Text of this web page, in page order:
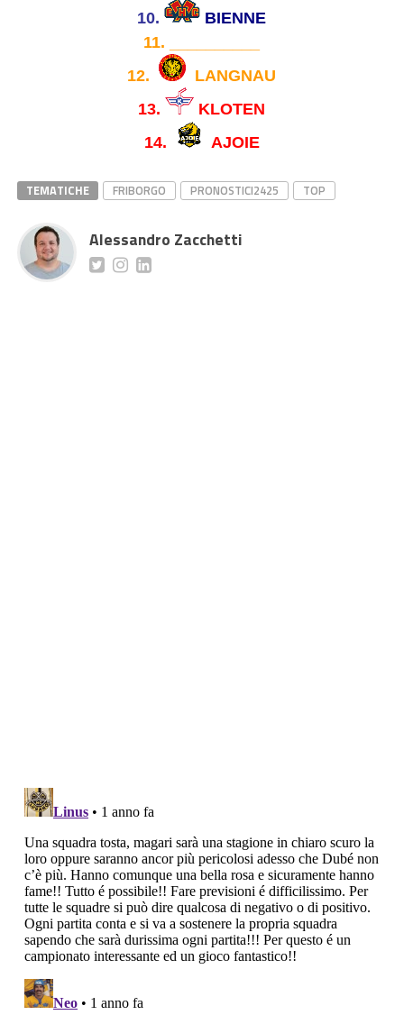
10.
BIENNE
11.
12.
LANGNAU
13.
KLOTEN
14.
AJOIE
TEMATICHE FRIBORGO PRONOSTICI2425 TOP
Alessandro Zacchetti